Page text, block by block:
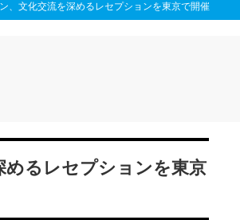
、文化交流を深めるレセプションを東京で開催
めるレセプションを東京